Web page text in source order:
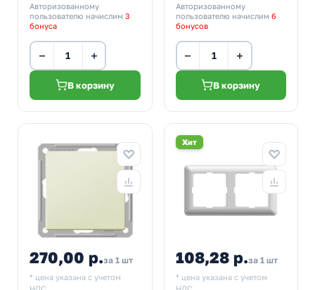
Авторизованному
пользователю начислим 3
бонуса
− +
В корзину
Авторизованному
пользователю начислим 6
бонусов
− +
В корзину
270,00 р.за 1 шт
* цена указана с учетом
Хит
108,28 р.за 1 шт
* цена указана с учетом